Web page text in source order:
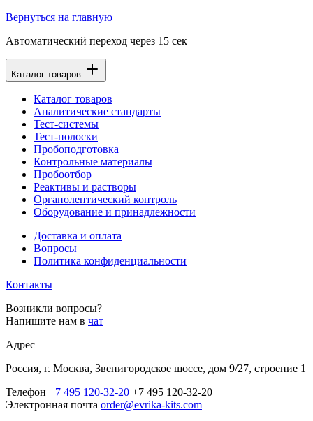
Вернуться на главную
Автоматический переход через 15 сек
Каталог товаров
Каталог товаров
Аналитические стандарты
Тест-системы
Тест-полоски
Пробоподготовка
Контрольные материалы
Пробоотбор
Реактивы и растворы
Органолептический контроль
Оборудование и принадлежности
Доставка и оплата
Вопросы
Политика конфиденциальности
Контакты
Возникли вопросы?
Напишите нам в чат
Адрес
Россия, г. Москва, Звенигородское шоссе, дом 9/27, строение 1
Телефон +7 495 120-32-20 +7 495 120-32-20
Электронная почта order@evrika-kits.com